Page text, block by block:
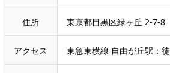
住所 東京都目黒区緑ヶ丘 2-7-
アクセス 東急東横線 自由が丘駅：